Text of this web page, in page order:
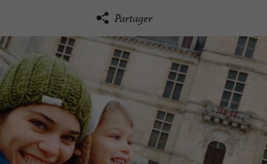
Partager